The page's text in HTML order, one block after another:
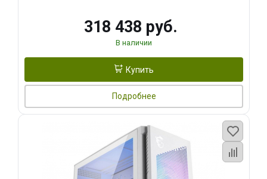
318 438 руб.
В наличии
Купить
Подробнее